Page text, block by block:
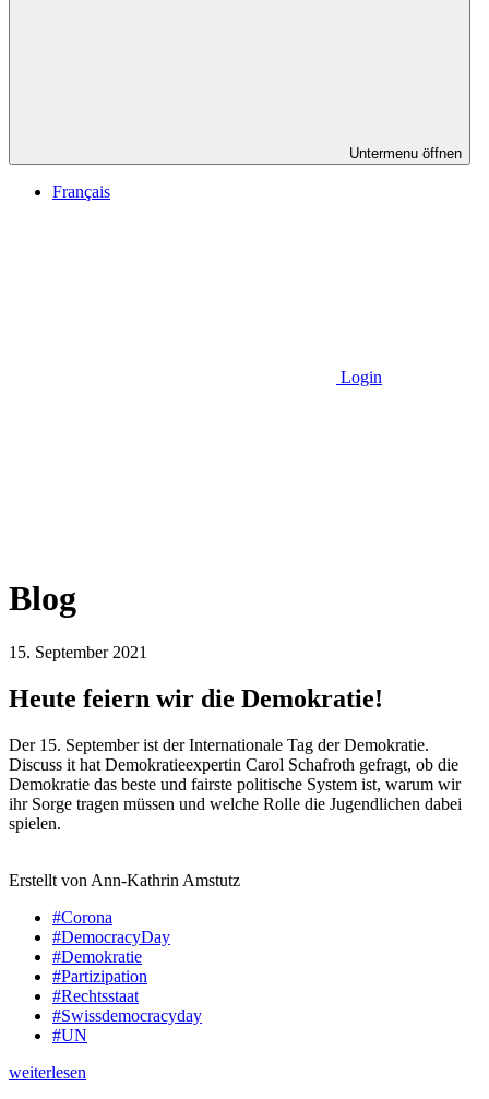
Untermenu öffnen
Français
Login
Blog
15. September 2021
Heute feiern wir die Demokratie!
Der 15. September ist der Internationale Tag der Demokratie.
Discuss it hat Demokratieexpertin Carol Schafroth gefragt, ob die
Demokratie das beste und fairste politische System ist, warum wir
ihr Sorge tragen müssen und welche Rolle die Jugendlichen dabei
spielen.
Erstellt von Ann-Kathrin Amstutz
#Corona
#DemocracyDay
#Demokratie
#Partizipation
#Rechtsstaat
#Swissdemocracyday
#UN
weiterlesen